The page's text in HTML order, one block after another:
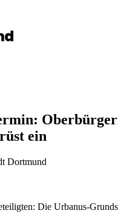
ein
Dortmund
Die Urbanus-